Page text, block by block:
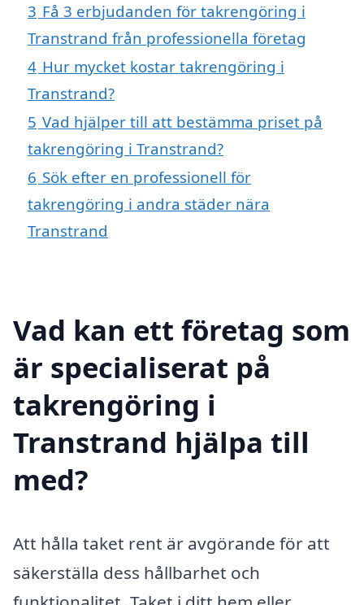
3 Få 3 erbjudanden för takrengöring i
Transtrand från professionella företag
4 Hur mycket kostar takrengöring i
Transtrand?
5 Vad hjälper till att bestämma priset på
takrengöring i Transtrand?
6 Sök efter en professionell för
takrengöring i andra städer nära
Transtrand
Vad kan ett företag som
är specialiserat på
takrengöring i
Transtrand hjälpa till
med?
Att hålla taket rent är avgörande för att
säkerställa dess hållbarhet och